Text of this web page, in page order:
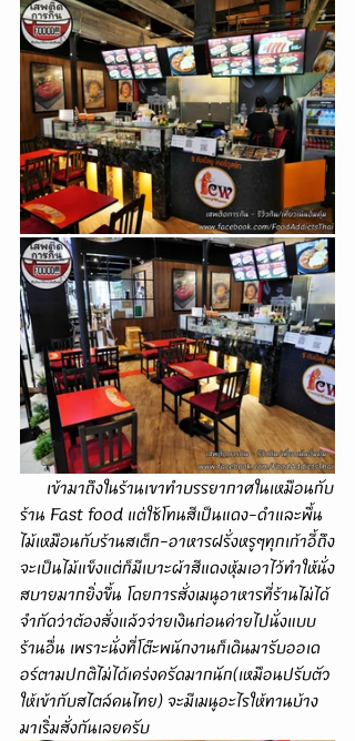
ร้าน Fast food แต่ใช้โทนสีเป็นแดง-ดำและพื้น
ไม้เหมือนกับร้านสเต็ก-อาหารฝรั่งหรูๆทุกเก้าอี้ถึง
จะเป็นไม้แข็งแต่ก็มีเบาะผ้าสีแดงหุ้มเอาไว้ทำให้นั่ง
สบายมากยิ่งขึ้น โดยการสั่งเมนูอาหารที่ร้านไม่ได้
จำกัดว่าต้องสั่งแล้วจ่ายเงินก่อนค่ายไปนั่งแบบ
ร้านอื่น เพราะนั่งที่โต๊ะพนักงานก็เดินมารับออเด
อร์ตามปกติไม่ได้เคร่งครัดมากนัก(เหมือนปรับตัว
ให้เข้ากับสไตล์คนไทย) จะมีเมนูอะไรให้ทานบ้าง
มาเริ่มสั่งกันเลยครับ